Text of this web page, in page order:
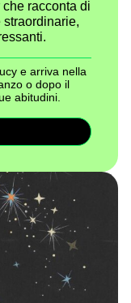
racconta di
e arriva nella
o dopo il
abitudini.